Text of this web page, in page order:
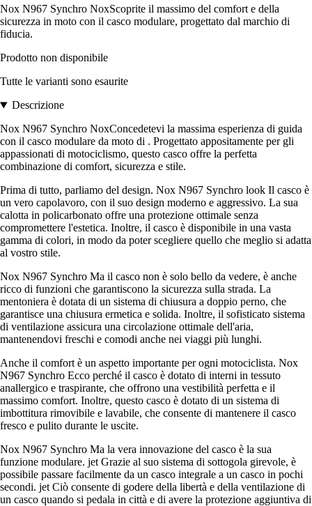
Nox N967 Synchro NoxScoprite il massimo del comfort e della
sicurezza in moto con il casco modulare, progettato dal marchio di
fiducia.
Prodotto non disponibile
Tutte le varianti sono esaurite
Descrizione
Nox N967 Synchro NoxConcedetevi la massima esperienza di guida
con il casco modulare da moto di . Progettato appositamente per gli
appassionati di motociclismo, questo casco offre la perfetta
combinazione di comfort, sicurezza e stile.
Prima di tutto, parliamo del design. Nox N967 Synchro look Il casco è
un vero capolavoro, con il suo design moderno e aggressivo. La sua
calotta in policarbonato offre una protezione ottimale senza
compromettere l'estetica. Inoltre, il casco è disponibile in una vasta
gamma di colori, in modo da poter scegliere quello che meglio si adatta
al vostro stile.
Nox N967 Synchro Ma il casco non è solo bello da vedere, è anche
ricco di funzioni che garantiscono la sicurezza sulla strada. La
mentoniera è dotata di un sistema di chiusura a doppio perno, che
garantisce una chiusura ermetica e solida. Inoltre, il sofisticato sistema
di ventilazione assicura una circolazione ottimale dell'aria,
mantenendovi freschi e comodi anche nei viaggi più lunghi.
Anche il comfort è un aspetto importante per ogni motociclista. Nox
N967 Synchro Ecco perché il casco è dotato di interni in tessuto
anallergico e traspirante, che offrono una vestibilità perfetta e il
massimo comfort. Inoltre, questo casco è dotato di un sistema di
imbottitura rimovibile e lavabile, che consente di mantenere il casco
fresco e pulito durante le uscite.
Nox N967 Synchro Ma la vera innovazione del casco è la sua
funzione modulare. jet Grazie al suo sistema di sottogola girevole, è
possibile passare facilmente da un casco integrale a un casco in pochi
secondi. jet Ciò consente di godere della libertà e della ventilazione di
un casco quando si pedala in città e di avere la protezione aggiuntiva di